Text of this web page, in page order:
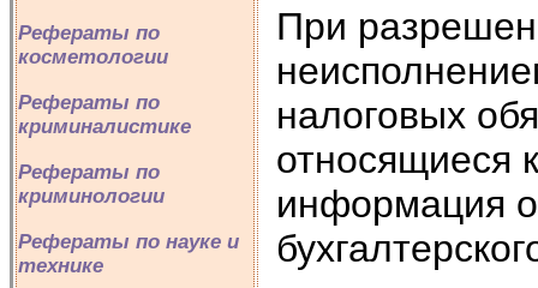
Рефераты по
косметологии
Рефераты по
криминалистике
Рефераты по
криминологии
Рефераты по науке и
технике
При
налоговых
относящиеся
информация о